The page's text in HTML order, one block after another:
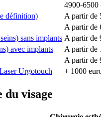
4900-6500
définition)
A partir de
A partir de
sans implants A partir de
avec implants
A partir de
A partir de
Urgotouch
+ 1000
visage